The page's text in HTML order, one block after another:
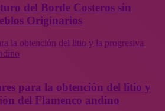
del Borde Costeros sin
Originarios
la obtención del litio y la progresiva
para la obtención del litio y
del Flamenco andino